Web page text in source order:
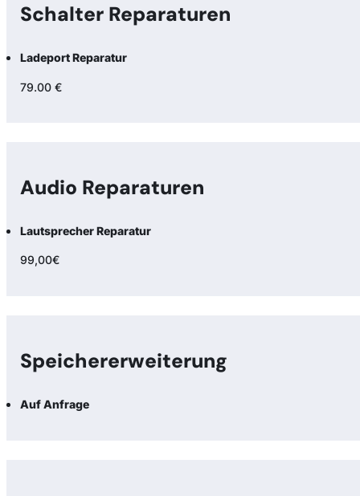
Schalter Reparaturen
Ladeport Reparatur
79.00 €
Audio Reparaturen
Lautsprecher Reparatur
99,00€
Speicher­erweiterung
Auf Anfrage